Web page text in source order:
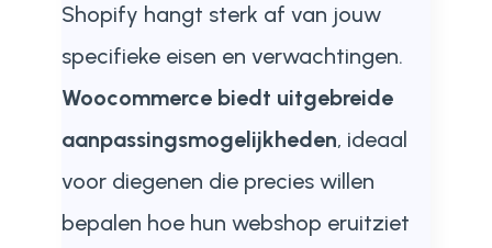
Shopify hangt sterk af van jouw
specifieke eisen en verwachtingen.
Woocommerce biedt uitgebreide
aanpassingsmogelijkheden, ideaal
voor diegenen die precies willen
bepalen hoe hun webshop eruitziet